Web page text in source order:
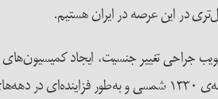
در این عرصه در ایران هستیم.
جراحی تغییر جنسیت، ایجاد